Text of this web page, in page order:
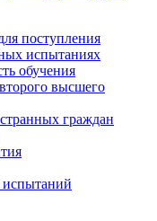
поступления
испытаниях
обучения
высшего
граждан
испытаний